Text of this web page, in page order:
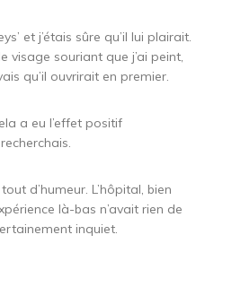
et j’étais sûre qu’il lui plairait.
visage souriant que j’ai peint,
qu’il ouvrirait en premier.
a eu l’effet positif
d’humeur. L’hôpital, bien
là-bas n’avait rien de
inquiet.